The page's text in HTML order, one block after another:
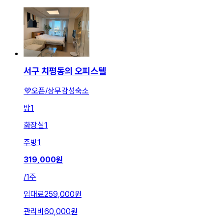
서구 치평동의 오피스텔
💜오픈/상무감성숙소
방1
화장실1
주방1
319,000원
/1주
임대료259,000원
관리비 60,000원